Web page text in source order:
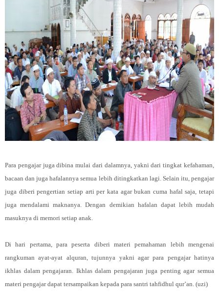
Para pengajar juga dibina mulai dari dalamnya, yakni dari tingkat kefahaman,
bacaan dan juga hafalannya semua lebih ditingkatkan lagi. Selain itu, pengajar
juga diberi pengertian setiap arti per kata agar bukan cuma hafal saja, tetapi
juga mendalami maknanya. Dengan demikian hafalan dapat lebih mudah
masuknya di memori setiap anak.
Di hari pertama, para peserta diberi materi pemahaman lebih mengenai
rangkuman ayat-ayat alquran, tujunnya yakni agar para pengajar hatinya
ikhlas dalam pengajaran. Ikhlas dalam pengajaran juga penting agar semua
materi pengajar dapat tersampaikan kepada para santri tahfidhul qur’an. (uzi)